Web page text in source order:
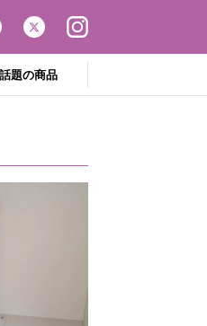
話題の商品